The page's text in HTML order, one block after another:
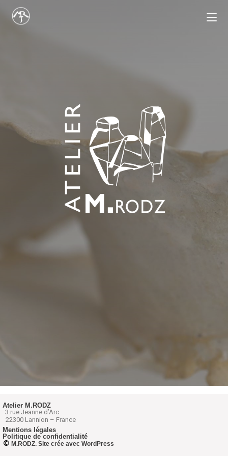
Atelier M.RODZ
3 rue Jeanne d’Arc
22300 Lannion – France
Mentions légales
Politique de confidentialité
© M.RODZ. Site crée avec WordPress